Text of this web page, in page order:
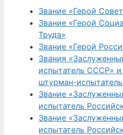
Звание «Герой
Звание «Герой
Труда»
Звание «Герой
Звания
испытатель СССР»
штурман-
Звание
испытатель
Звание
испытатель